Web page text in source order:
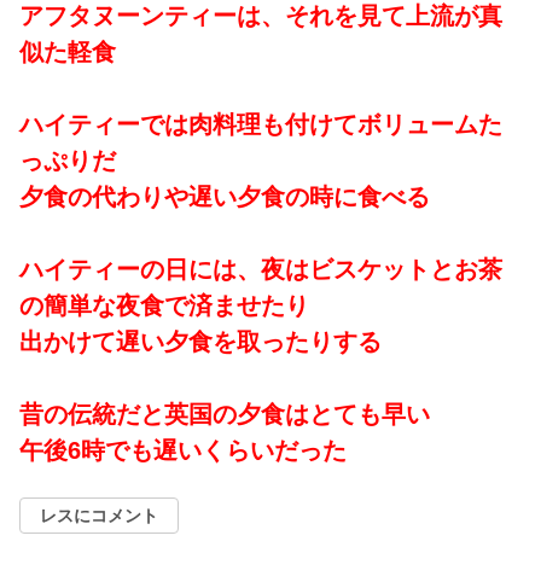
アフタヌーンティーは、それを見て上流が真
似た軽食
ハイティーでは肉料理も付けてボリュームた
っぷりだ
夕食の代わりや遅い夕食の時に食べる
ハイティーの日には、夜はビスケットとお茶
の簡単な夜食で済ませたり
出かけて遅い夕食を取ったりする
昔の伝統だと英国の夕食はとても早い
午後6時でも遅いくらいだった
レスにコメント